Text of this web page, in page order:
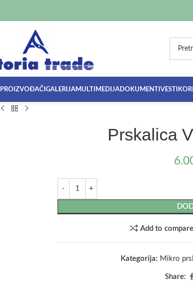
PROIZVOĐAČI GALERIJAMULTIMEDIJADOKUMENTI VESTI
Prskalica
Add to
Kategorija: Mikro
Share: